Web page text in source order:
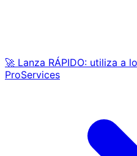
🚀 Lanza RÁPIDO: utiliza a
ProServices